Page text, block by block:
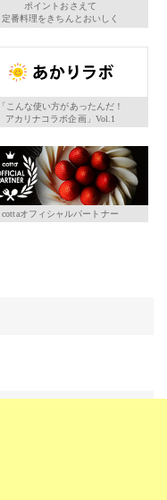
ポイントおさえて
定番料理をきちんとおいしく
「こんな使い方があったんだ！
アカリナコラボ企画」Vol.1
cottaオフィシャルパートナー